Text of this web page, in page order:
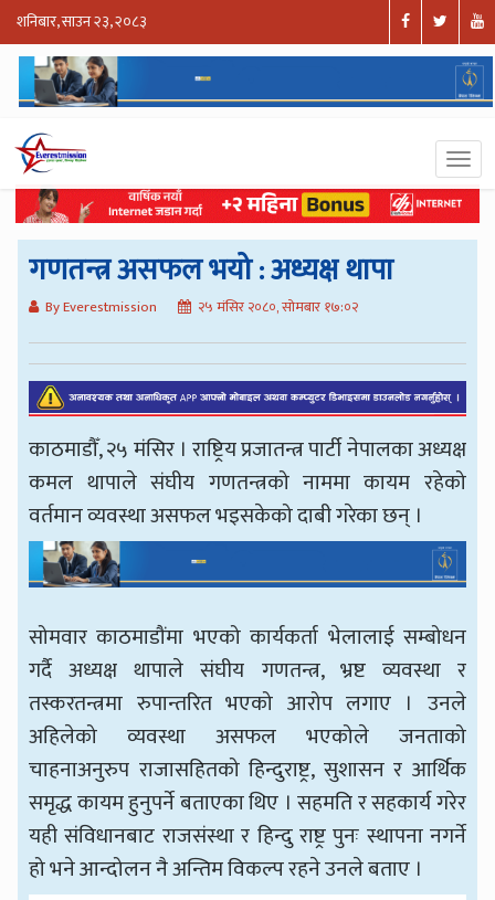
शनिबार, साउन २३, २०८३
गणतन्त्र असफल भयो : अध्यक्ष थापा
By Everestmission २५ मंसिर २०८०, सोमबार १७:०२
काठमाडौँ, २५ मंसिर । राष्ट्रिय प्रजातन्त्र पार्टी नेपालका अध्यक्ष
कमल थापाले संघीय गणतन्त्रको नाममा कायम रहेको
वर्तमान व्यवस्था असफल भइसकेको दाबी गरेका छन् ।
सोमवार काठमाडौंमा भएको कार्यकर्ता भेलालाई सम्बोधन
गर्दै अध्यक्ष थापाले संघीय गणतन्त्र, भ्रष्ट व्यवस्था र
तस्करतन्त्रमा रुपान्तरित भएको आरोप लगाए । उनले
अहिलेको व्यवस्था असफल भएकोले जनताको
चाहनाअनुरुप राजासहितको हिन्दुराष्ट्र, सुशासन र आर्थिक
समृद्ध कायम हुनुपर्ने बताएका थिए । सहमति र सहकार्य गरेर
यही संविधानबाट राजसंस्था र हिन्दु राष्ट्र पुनः स्थापना नगर्ने
हो भने आन्दोलन नै अन्तिम विकल्प रहने उनले बताए ।